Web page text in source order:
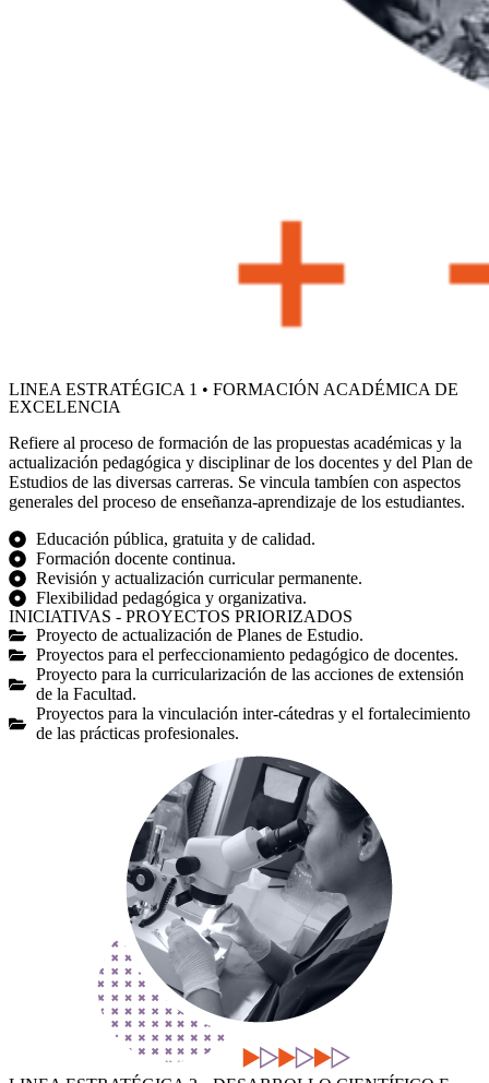
LINEA ESTRATÉGICA 1 • FORMACIÓN ACADÉMICA DE
EXCELENCIA
Refiere al proceso de formación de las propuestas académicas y la
actualización pedagógica y disciplinar de los docentes y del Plan de
Estudios de las diversas carreras. Se vincula tambíen con aspectos
generales del proceso de enseñanza-aprendizaje de los estudiantes.
Educación pública, gratuita y de calidad.
Formación docente continua.
Revisión y actualización curricular permanente.
Flexibilidad pedagógica y organizativa.
INICIATIVAS - PROYECTOS PRIORIZADOS
Proyecto de actualización de Planes de Estudio.
Proyectos para el perfeccionamiento pedagógico de docentes.
Proyecto para la curricularización de las acciones de extensión
de la Facultad.
Proyectos para la vinculación inter-cátedras y el fortalecimiento
de las prácticas profesionales.